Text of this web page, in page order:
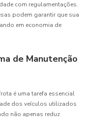
com regulamentações.
podem garantir que sua
em economia de
de Manutenção
é uma tarefa essencial
dos veículos utilizados
não apenas reduz